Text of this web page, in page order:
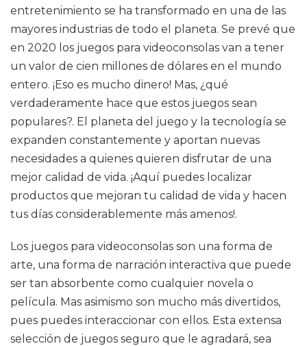
entretenimiento se ha transformado en una de las
mayores industrias de todo el planeta. Se prevé que
en 2020 los juegos para videoconsolas van a tener
un valor de cien millones de dólares en el mundo
entero. ¡Eso es mucho dinero! Mas, ¿qué
verdaderamente hace que estos juegos sean
populares?. El planeta del juego y la tecnología se
expanden constantemente y aportan nuevas
necesidades a quienes quieren disfrutar de una
mejor calidad de vida. ¡Aquí puedes localizar
productos que mejoran tu calidad de vida y hacen
tus días considerablemente más amenos!.
Los juegos para videoconsolas son una forma de
arte, una forma de narración interactiva que puede
ser tan absorbente como cualquier novela o
película. Mas asimismo son mucho más divertidos,
pues puedes interaccionar con ellos. Esta extensa
selección de juegos seguro que le agradará, sea